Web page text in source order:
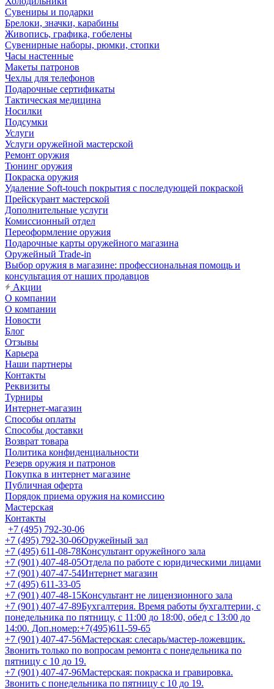
Сувениры и подарки
Брелоки, значки, карабины
Живопись, графика, гобелены
Сувенирные наборы, рюмки, стопки
Часы настенные
Макеты патронов
Чехлы для телефонов
Подарочные сертификаты
Тактическая медицина
Носилки
Подсумки
Услуги
Услуги оружейной мастерской
Ремонт оружия
Тюнинг оружия
Покраска оружия
Удаление Soft-touch покрытия с последующей покраской
Прейскурант мастерской
Дополнительные услуги
Комиссионный отдел
Переоформление оружия
Подарочные карты оружейного магазина
Оружейный Trade-in
Выбор оружия в магазине: профессиональная помощь и
консультация от наших продавцов
Акции
О компании
О компании
Новости
Блог
Отзывы
Карьера
Наши партнеры
Контакты
Реквизиты
Турниры
Интернет-магазин
Способы оплаты
Способы доставки
Возврат товара
Политика конфиденциальности
Резерв оружия и патронов
Покупка в интернет магазине
Публичная оферта
Порядок приема оружия на комиссию
Мастерская
Контакты
+7 (495) 792-30-06
+7 (495) 792-30-06Оружейный зал
+7 (495) 611-08-78Консультант оружейного зала
+7 (901) 407-48-05Отдела по работе с юридическими лицами
+7 (901) 407-47-54Интернет магазин
+7 (495) 611-33-05
+7 (901) 407-48-15Консультант не лицензионного зала
+7 (901) 407-47-89Бухгалтерия. Время работы бухгалтерии, с
понедельника по пятницу, с 11:00 до 18:00, обед с 13:00 до
14:00. Доп.номер:+7(495)611-59-65
+7 (901) 407-47-56Мастерская: слесарь/мастер-ложевщик.
Звонить только по вопросам ремонта с понедельника по
пятницу с 10 до 19.
+7 (901) 407-47-96Мастерская: покраска и гравировка.
Звонить с понедельника по пятницу с 10 до 19.